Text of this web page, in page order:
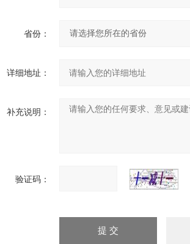
省份：
详细地址：
补充说明：
验证码：